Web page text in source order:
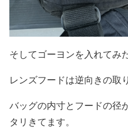
そしてゴーヨンを入れてみ
レンズフードは逆向きの取
バッグの内寸とフードの径
タリきてます。